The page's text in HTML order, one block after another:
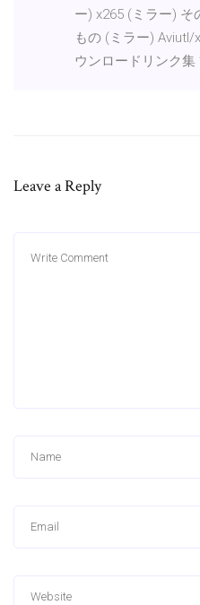
ー) x265 (ミラー)
もの (ミラー)
ウンロードリンク
Leave a Reply